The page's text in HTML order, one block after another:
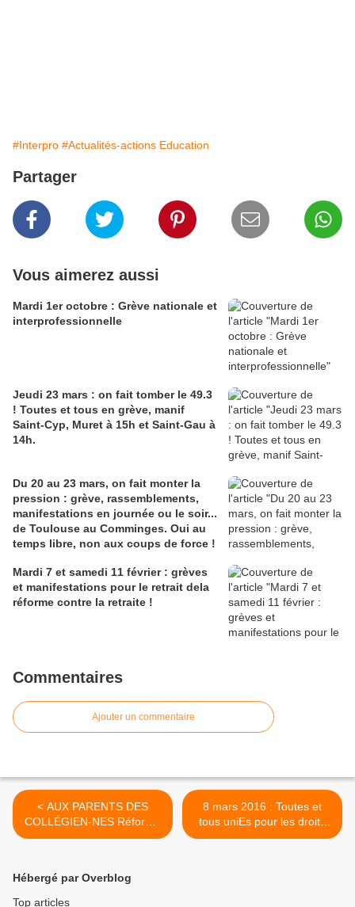
#Interpro #Actualités-actions Education
Partager
Vous aimerez aussi
Mardi 1er octobre : Grève nationale et
interprofessionnelle
Jeudi 23 mars : on fait tomber le 49.3
! Toutes et tous en grève, manif
Saint-Cyp, Muret à 15h et Saint-Gau à
14h.
Du 20 au 23 mars, on fait monter la
pression : grève, rassemblements,
manifestations en journée ou le soir...
de Toulouse au Comminges. Oui au
temps libre, non aux coups de force !
Mardi 7 et samedi 11 février : grèves
et manifestations pour le retrait dela
réforme contre la retraite !
Commentaires
Ajouter un commentaire
< AUX PARENTS DES
COLLÉGIEN-NES Réforme
du collège : l'arnaque
8 mars 2016 : Toutes et
tous uniEs pour les droits
des femmes ! >
Hébergé par Overblog
Top articles